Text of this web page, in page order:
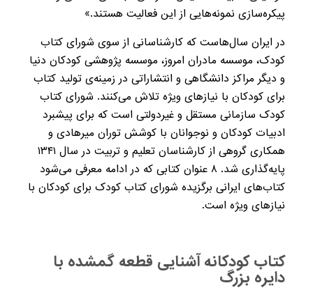
پیکره‌سازی نمونه‌هایی از این فعالیت هستند.»
در ایران سال‌هاست که کارشناسانی از سوی شورای کتاب
کودک، موسسه مادران امروز، موسسه پژوهشی کودکان دنیا
و دیگر مراکز دانشگاهی و انتشاراتی در زمینه‌ی تولید کتاب‌
برای کودکان با نیازهای ویژه تلاش می‌کنند. شورای کتاب
کودک سازمانی مستقل و غیردولتی است که برای پیشبرد
ادبیات کودکان و نوجوانان با کوشش توران میرهادی و
همکاری گروهی از کارشناسان تعلیم و تربیت در سال ۱۳۴۱
پایه‌گذاری شد. ۸ عنوان کتابی که در ادامه معرفی می‌شود
کتاب‌های ایرانی برگزیده شورای کتاب کودک برای کودکان با
نیازهای ویژه است.
کتاب کودکانه آشنایی قطعه گمشده با
دایره بزرگ